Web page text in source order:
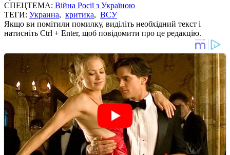
СПЕЦТЕМА: Війна Росії з Україною
ТЕГИ: Украина, критика, ВСУ
Якщо ви помітили помилку, виділіть необхідний текст і
натисніть Ctrl + Enter, щоб повідомити про це редакцію.